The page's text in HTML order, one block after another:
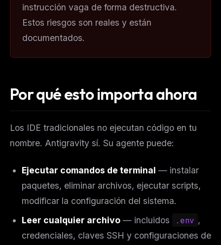
instrucción vaga de forma destructiva.
Estos riesgos son reales y están
documentados.
Por qué esto importa ahora
Los IDE tradicionales no ejecutan código en tu
nombre. Antigravity sí. Su agente puede:
Ejecutar comandos de terminal — instalar
paquetes, eliminar archivos, ejecutar scripts,
modificar la configuración del sistema.
Leer cualquier archivo — incluidos .env ,
credenciales, claves SSH y configuraciones de